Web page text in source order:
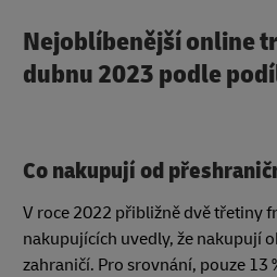
Nejoblíbenější online
dubnu 2023 podle
Co nakupují od
V roce 2022 přibližně dvě třetiny
nakupujících uvedly, že nakupují
zahraničí. Pro srovnání, pouze 13